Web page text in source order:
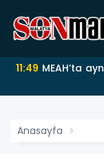
11:49
Anasayfa